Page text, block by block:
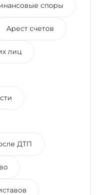
споры
Арест счетов
лиц
ДТП